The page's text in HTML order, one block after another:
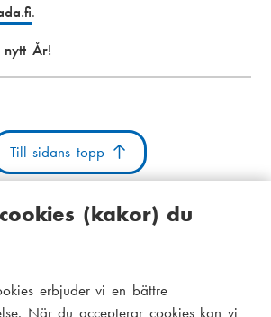
(kakor) du
erbjuder vi en bättre
När du accepterar cookies kan vi
.
År!
Till sidans topp